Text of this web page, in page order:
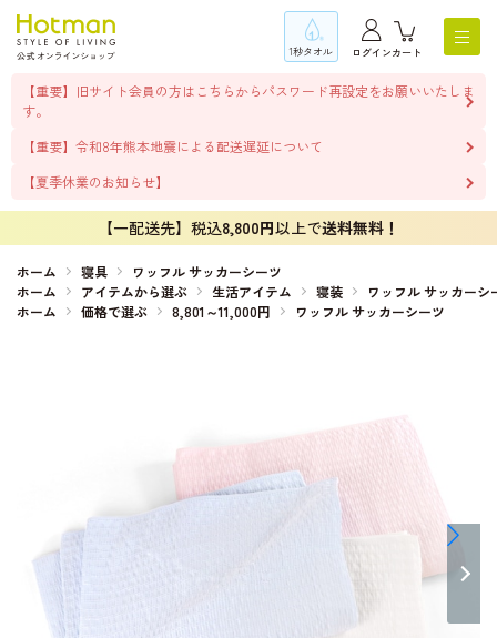
1秒タオル ログインカート
【重要】旧サイト会員の方はこちらからパスワード再設定をお願いいたしま
す。
【重要】令和8年熊本地震による配送遅延について
【夏季休業のお知らせ】
【一配送先】税込8,800円以上で送料無料！
ホーム 寝具
ワッフル サッカーシーツ
ホーム
アイテムから選ぶ 生活アイテム 寝装
ワッフル サッカーシ
ホーム
価格で選ぶ 8,801～11,000円 ワッフル サッカーシーツ